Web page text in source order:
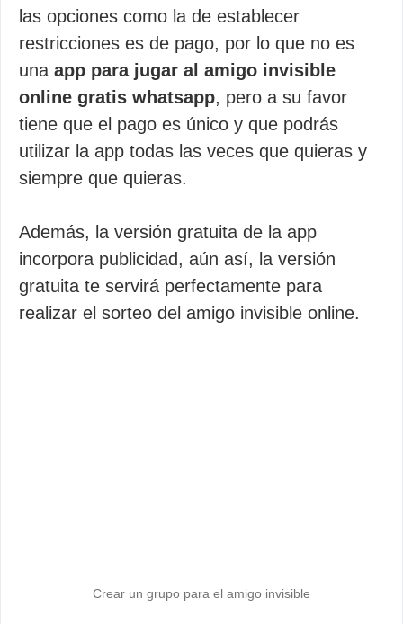
las opciones como la de establecer
restricciones es de pago, por lo que no es
una app para jugar al amigo invisible
online gratis whatsapp, pero a su favor
tiene que el pago es único y que podrás
utilizar la app todas las veces que quieras y
siempre que quieras.
Además, la versión gratuita de la app
incorpora publicidad, aún así, la versión
gratuita te servirá perfectamente para
realizar el sorteo del amigo invisible online.
Crear un grupo para el amigo invisible